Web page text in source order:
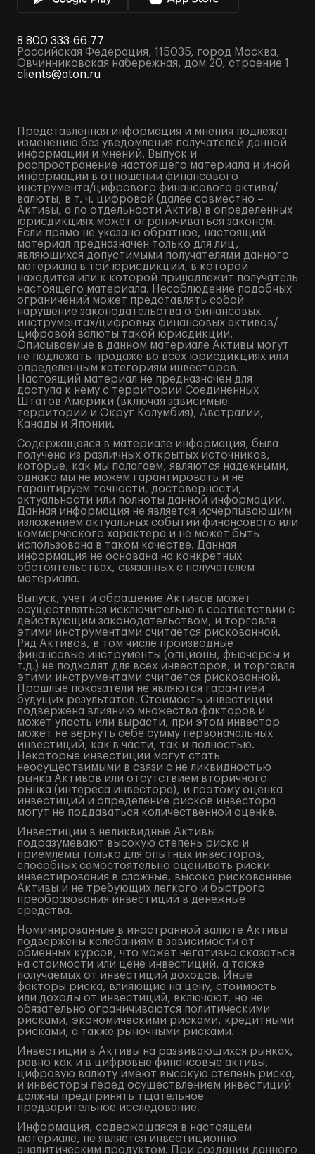
8 800 333-66-77
Российская Федерация, 115035, город Москва,
Овчинниковская набережная, дом 20, строение 1
clients@aton.ru
Представленная информация и мнения подлежат
изменению без уведомления получателей данной
информации и мнений. Выпуск и
распространение настоящего материала и иной
информации в отношении финансового
инструмента/цифрового финансового актива/
валюты, в т. ч. цифровой (далее совместно –
Активы, а по отдельности Актив) в определенных
юрисдикциях может ограничиваться законом.
Если прямо не указано обратное, настоящий
материал предназначен только для лиц,
являющихся допустимыми получателями данного
материала в той юрисдикции, в которой
находится или к которой принадлежит получатель
настоящего материала. Несоблюдение подобных
ограничений может представлять собой
нарушение законодательства о финансовых
инструментах/цифровых финансовых активов/
цифровой валюты такой юрисдикции.
Описываемые в данном материале Активы могут
не подлежать продаже во всех юрисдикциях или
определенным категориям инвесторов.
Настоящий материал не предназначен для
доступа к нему с территории Соединенных
Штатов Америки (включая зависимые
территории и Округ Колумбия), Австралии,
Канады и Японии.
Содержащаяся в материале информация, была
получена из различных открытых источников,
которые, как мы полагаем, являются надежными,
однако мы не можем гарантировать и не
гарантируем точности, достоверности,
актуальности или полноты данной информации.
Данная информация не является исчерпывающим
изложением актуальных событий финансового или
коммерческого характера и не может быть
использована в таком качестве. Данная
информация не основана на конкретных
обстоятельствах, связанных с получателем
материала.
Выпуск, учет и обращение Активов может
осуществляться исключительно в соответствии с
действующим законодательством, и торговля
этими инструментами считается рискованной.
Ряд Активов, в том числе производные
финансовые инструменты (опционы, фьючерсы и
т.д.) не подходят для всех инвесторов, и торговля
этими инструментами считается рискованной.
Прошлые показатели не являются гарантией
будущих результатов. Стоимость инвестиций
подвержена влиянию множества факторов и
может упасть или вырасти, при этом инвестор
может не вернуть себе сумму первоначальных
инвестиций, как в части, так и полностью.
Некоторые инвестиции могут стать
неосуществимыми в связи с не ликвидностью
рынка Активов или отсутствием вторичного
рынка (интереса инвестора), и поэтому оценка
инвестиций и определение рисков инвестора
могут не поддаваться количественной оценке.
Инвестиции в неликвидные Активы
подразумевают высокую степень риска и
приемлемы только для опытных инвесторов,
способных самостоятельно оценивать риски
инвестирования в сложные, высоко рискованные
Активы и не требующих легкого и быстрого
преобразования инвестиций в денежные
средства.
Номинированные в иностранной валюте Активы
подвержены колебаниям в зависимости от
обменных курсов, что может негативно сказаться
на стоимости или цене инвестиций, а также
получаемых от инвестиций доходов. Иные
факторы риска, влияющие на цену, стоимость
или доходы от инвестиций, включают, но не
обязательно ограничиваются политическими
рисками, экономическими рисками, кредитными
рисками, а также рыночными рисками.
Инвестиции в Активы на развивающихся рынках,
равно как и в цифровые финансовые активы,
цифровую валюту имеют высокую степень риска,
и инвесторы перед осуществлением инвестиций
должны предпринять тщательное
предварительное исследование.
Информация, содержащаяся в настоящем
материале, не является инвестиционно-
аналитическим продуктом. При создании данного